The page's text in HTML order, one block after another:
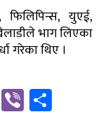
फिलिपिन्स, युएई,
भाग लिएका
गरेका थिए ।
WhatsApp
Viber